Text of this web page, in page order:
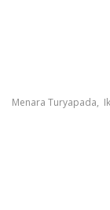
Menara Turyapada,